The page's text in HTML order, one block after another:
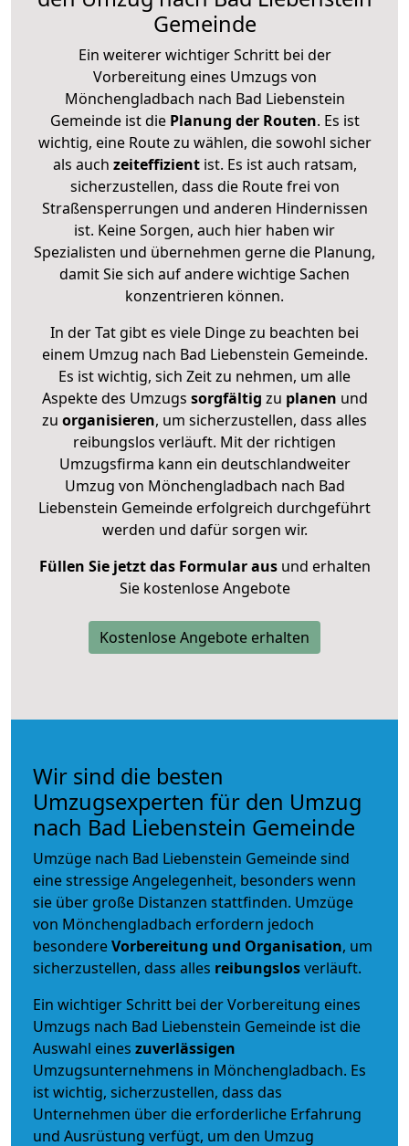
Gemeinde
Ein weiterer wichtiger Schritt bei der
Vorbereitung eines Umzugs von
Mönchengladbach nach Bad Liebenstein
Gemeinde ist diePlanung der Routen. Es ist
wichtig, eine Route zu wählen, die sowohl sicher
als auch zeiteffizientist. Es ist auch ratsam,
sicherzustellen, dass die Route frei von
Straßensperrungen und anderen Hindernissen
ist. Keine Sorgen, auch hier haben wir
Spezialisten und übernehmen gerne die Planung,
damit Sie sich auf andere wichtige Sachen
konzentrieren können.
In der Tat gibt es viele Dinge zu beachten bei
einem Umzug nach Bad Liebenstein Gemeinde.
Es ist wichtig, sich Zeit zu nehmen, um alle
Aspekte des Umzugs sorgfältig zu planen und
zu organisieren, um sicherzustellen, dass alles
reibungslos verläuft. Mit der richtigen
Umzugsfirma kann ein deutschlandweiter
Umzug von Mönchengladbach nach Bad
Liebenstein Gemeinde erfolgreich durchgeführt
werden und dafür sorgen wir.
Füllen Sie jetzt das Formular ausund erhalten
Sie kostenlose Angebote
Kostenlose Angebote erhalten
Wir sind die besten
Umzugsexperten für den Umzug
nach Bad Liebenstein Gemeinde
Umzüge nach Bad Liebenstein Gemeinde sind
eine stressige Angelegenheit, besonders wenn
sie über große Distanzen stattfinden. Umzüge
von Mönchengladbach erfordern jedoch
besondereVorbereitung und Organisation, um
sicherzustellen, dass alles reibungslosverläuft.
Ein wichtiger Schritt bei der Vorbereitung eines
Umzugs nach Bad Liebenstein Gemeinde ist die
Auswahl eines zuverlässigen
Umzugsunternehmens in Mönchengladbach. Es
ist wichtig, sicherzustellen, dass das
Unternehmen über die erforderliche Erfahrung
und Ausrüstung verfügt, um den Umzug